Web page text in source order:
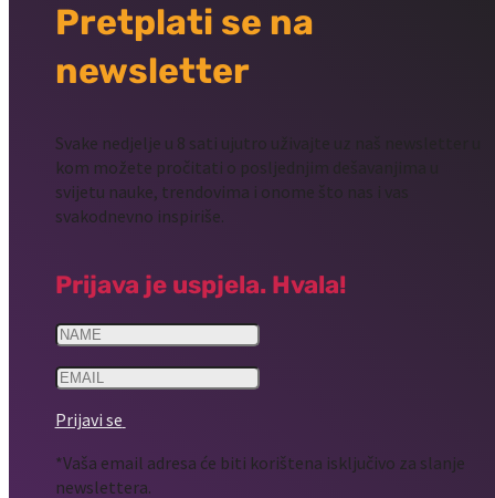
Pretplati se na
newsletter
Svake nedjelje u 8 sati ujutro uživajte uz naš newsletter u
kom možete pročitati o posljednjim dešavanjima u
svijetu nauke, trendovima i onome što nas i vas
svakodnevno inspiriše.
Prijava je uspjela. Hvala!
Prijavi se
*Vaša email adresa će biti korištena isključivo za slanje
newslettera.